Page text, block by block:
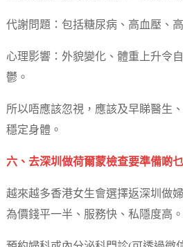
代謝問題：包括糖尿病、高血壓、
心理影響：外貌變化、體重上升令
鬱。
所以唔應該忽視，應該及早睇醫生
穩定身體。
六、去深圳做荷爾蒙檢查要準備啲
越來越多香港女生會選擇返深圳做
為價錢平一半、服務快、私隱度高